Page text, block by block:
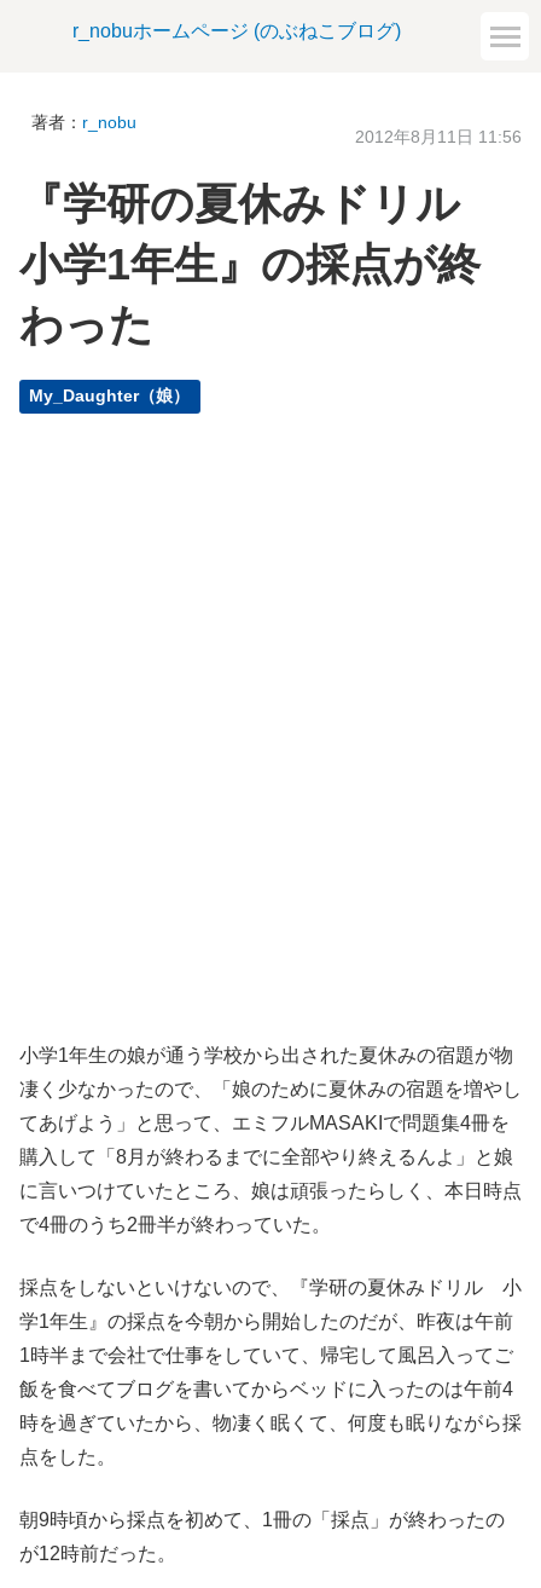
r_nobuホームページ (のぶねこブログ)
著者： r_nobu
2012年8月11日 11:56
『学研の夏休みドリル
小学1年生』の採点が終
わった
My_Daughter（娘）
小学1年生の娘が通う学校から出された夏休みの宿題が物
凄く少なかったので、「娘のために夏休みの宿題を増やし
てあげよう」と思って、エミフルMASAKIで問題集4冊を
購入して「8月が終わるまでに全部やり終えるんよ」と娘
に言いつけていたところ、娘は頑張ったらしく、本日時点
で4冊のうち2冊半が終わっていた。
採点をしないといけないので、『学研の夏休みドリル 小
学1年生』の採点を今朝から開始したのだが、昨夜は午前
1時半まで会社で仕事をしていて、帰宅して風呂入ってご
飯を食べてブログを書いてからベッドに入ったのは午前4
時を過ぎていたから、物凄く眠くて、何度も眠りながら採
点をした。
朝9時頃から採点を初めて、1冊の「採点」が終わったの
が12時前だった。